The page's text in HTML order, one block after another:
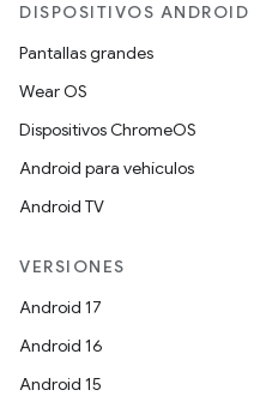
DISPOSITIVOS ANDROID
Pantallas grandes
Wear OS
Dispositivos ChromeOS
Android para vehículos
Android TV
VERSIONES
Android 17
Android 16
Android 15